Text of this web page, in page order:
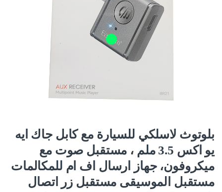
بلوتوث لاسلكي للسيارة مع كابل جاك ايه
يو اكس 3.5 ملم ، مستقبل صوت مع
ميكروفون، جهاز ارسال اف ام للمكالمات
مستقبل الموسيقى مستقبل زر اتصال